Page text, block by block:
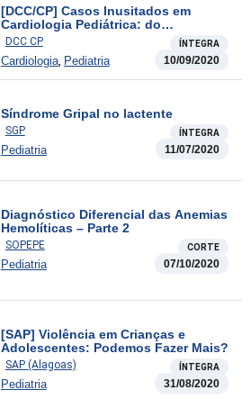
[DCC/CP] Casos Inusitados em
Cardiologia Pediátrica: do
Diagnóstico à Intervenção
DCC CP ÍNTEGRA
Cardiologia, Pediatria 10/09/2020
Síndrome Gripal no lactente
SGP ÍNTEGRA
Pediatria 11/07/2020
Diagnóstico Diferencial das Anemias
Hemolíticas – Parte 2
SOPEPE CORTE
Pediatria 07/10/2020
[SAP] Violência em Crianças e
Adolescentes: Podemos Fazer Mais?
SAP (Alagoas) ÍNTEGRA
Pediatria 31/08/2020